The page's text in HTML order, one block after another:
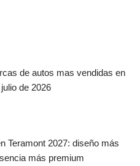
de autos mas vendidas en
de 2026
Teramont 2027: diseño más
más premium